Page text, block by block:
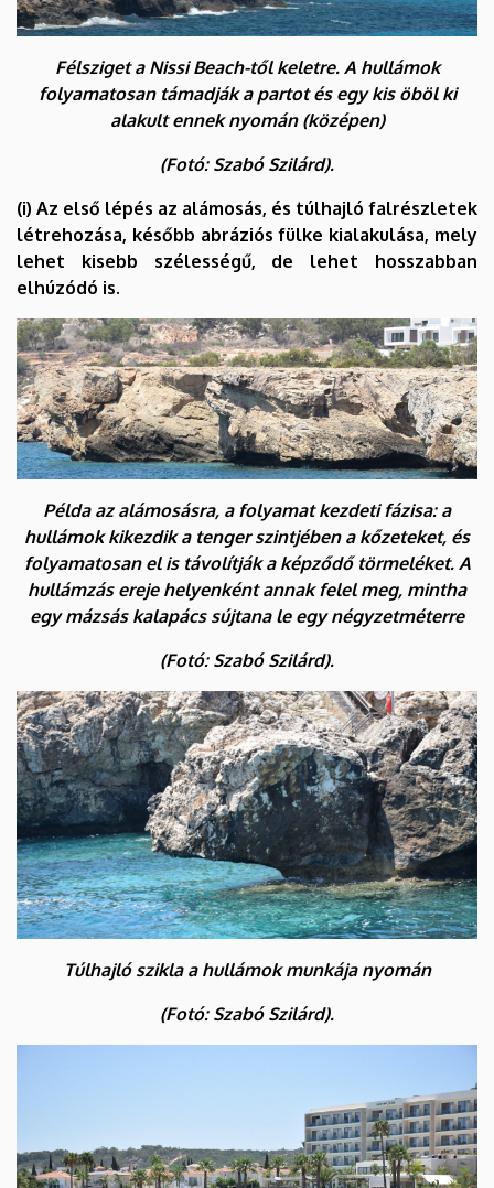
Félsziget a Nissi Beach-től keletre. A hullámok
folyamatosan támadják a partot és egy kis öböl ki
alakult ennek nyomán (középen)
(Fotó: Szabó Szilárd).
(i) Az első lépés az alámosás, és túlhajló falrészletek
létrehozása, később abráziós fülke kialakulása, mely
lehet kisebb szélességű, de lehet hosszabban
elhúzódó is.
Példa az alámosásra, a folyamat kezdeti fázisa: a
hullámok kikezdik a tenger szintjében a kőzeteket, és
folyamatosan el is távolítják a képződő törmeléket. A
hullámzás ereje helyenként annak felel meg, mintha
egy mázsás kalapács sújtana le egy négyzetméterre
(Fotó: Szabó Szilárd).
Túlhajló szikla a hullámok munkája nyomán
(Fotó: Szabó Szilárd).